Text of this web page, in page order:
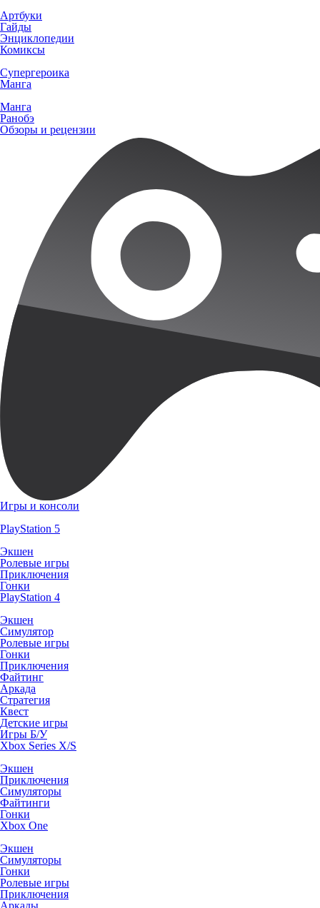
Артбуки
Гайды
Энциклопедии
Комиксы
Супергероика
Манга
Манга
Ранобэ
Обзоры и рецензии
Игры и консоли
PlayStation 5
Экшен
Ролевые игры
Приключения
Гонки
PlayStation 4
Экшен
Симулятор
Ролевые игры
Гонки
Приключения
Файтинг
Аркада
Стратегия
Квест
Детские игры
Игры Б/У
Xbox Series X/S
Экшен
Приключения
Симуляторы
Файтинги
Гонки
Xbox One
Экшен
Симуляторы
Гонки
Ролевые игры
Приключения
Аркады